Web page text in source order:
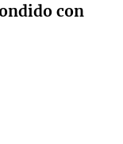
con